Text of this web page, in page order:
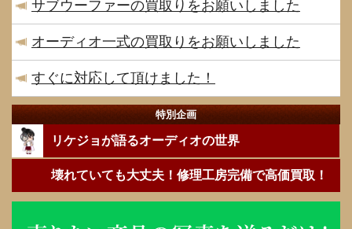
サブウーファーの買取りをお願いしました
オーディオ一式の買取りをお願いしました
すぐに対応して頂けました！
特別企画
リケジョが語るオーディオの世界
壊れていても大丈夫！修理工房完備で高価買取！